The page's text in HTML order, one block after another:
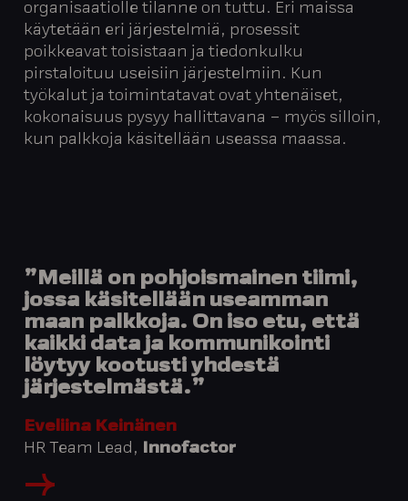
organisaatiolle tilanne on tuttu. Eri maissa
käytetään eri järjestelmiä, prosessit
poikkeavat toisistaan ja tiedonkulku
pirstaloituu useisiin järjestelmiin. Kun
työkalut ja toimintatavat ovat yhtenäiset,
kokonaisuus pysyy hallittavana – myös silloin,
kun palkkoja käsitellään useassa maassa.
”Meillä on pohjoismainen tiimi,
jossa käsitellään useamman
maan palkkoja. On iso etu, että
kaikki data ja kommunikointi
löytyy kootusti yhdestä
järjestelmästä.”
Eveliina Keinänen
HR Team Lead,
Innofactor